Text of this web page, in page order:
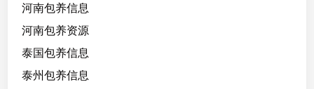
河南包养信息
河南包养资源
泰国包养信息
泰州包养信息